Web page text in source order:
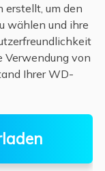
erstellt, um den
wählen und ihre
Verwendung von
Ihrer WD-